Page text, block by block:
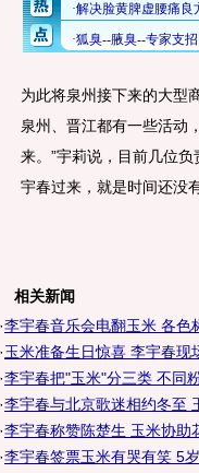
为此将泉州接下来的大型
泉州、晋江都有一些活动
来。”宇莉说，目前几位
宇春过来，就是时间还没
相关新闻
·李宇春音乐会电翻玉米 各色
·玉米准备生日惊喜 李宇春现
·李宇春把"玉米"分三类 不同
·李宇春与北京歌迷相约冬至
·李宇春称赞陈楚生 玉米协助
·李宇春签票玉米有哭有笑 5